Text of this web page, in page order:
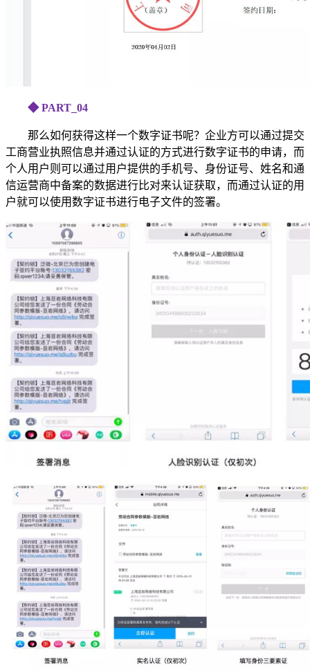
◆ PART_ 04
那么如何获得这样一个数字证书呢？企业方可以通过提交
工商营业执照信息并通过认证的方式进行数字证书的申请，而
个人用户则可以通过用户提供的手机号、身份证号、姓名和通
信运营商中备案的数据进行比对来认证获取，而通过认证的用
户就可以使用数字证书进行电子文件的签署。